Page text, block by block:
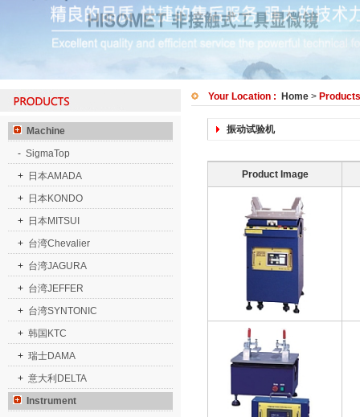
Machine
- SigmaTop
+ 日本AMADA
+ 日本KONDO
+ 日本MITSUI
+ 台湾Chevalier
+ 台湾JAGURA
+ 台湾JEFFER
+ 台湾SYNTONIC
+ 韩国KTC
+ 瑞士DAMA
+ 意大利DELTA
Instrument
Your Location : Home > Products
振动试验机
Product Image